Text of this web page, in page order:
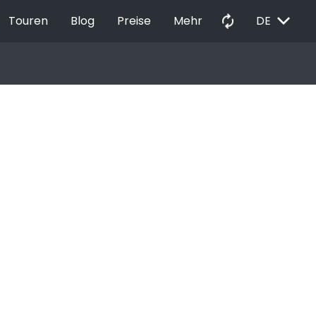
Touren Blog Preise Mehr autorenew DE EXPAND_MORE